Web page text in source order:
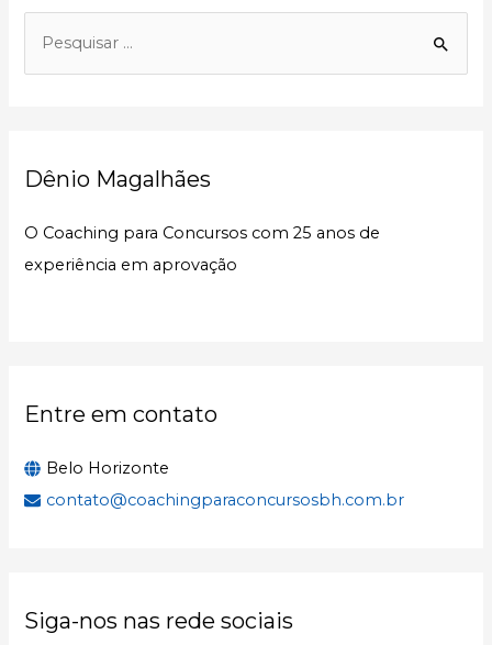
i
:
Dênio Magalhães
O Coaching para Concursos com 25 anos de
experiência em aprovação
Entre em contato
Belo Horizonte
contato@coachingparaconcursosbh.com.br
Siga-nos nas rede sociais